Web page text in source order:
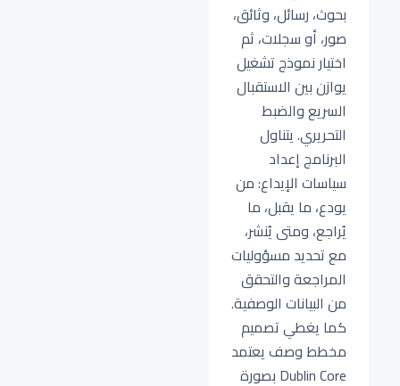
بحوث، رسائل، وثائق،
صور، أو سجلات، ثم
اختيار نموذج تشغيل
يوازن بين الاستقبال
السريع والضبط
التحريري. يتناول
البرنامج إعداد
سياسات الإيداع: من
يودع، ما يقبل، ما
يُراجع، ومتى يُنشر،
مع تحديد مسؤوليات
المراجعة والتحقق
من البيانات الوصفية.
كما يغطي تصميم
مخطط وصف يعتمد
Dublin Core بصورة